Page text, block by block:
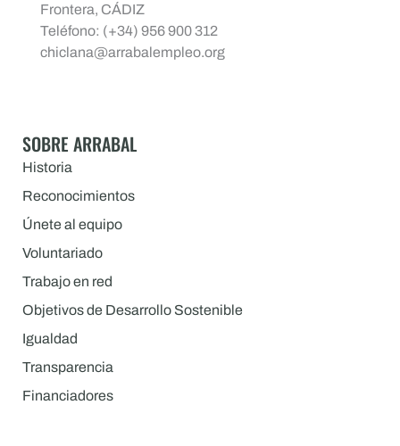
Frontera, CÁDIZ
Teléfono: (+34) 956 900 312
chiclana@arrabalempleo.org
SOBRE ARRABAL
Historia
Reconocimientos
Únete al equipo
Voluntariado
Trabajo en red
Objetivos de Desarrollo Sostenible
Igualdad
Transparencia
Financiadores